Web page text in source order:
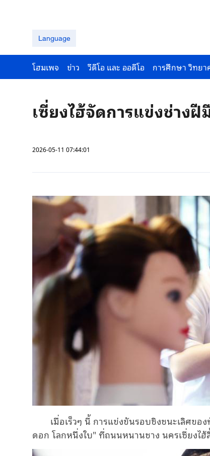
Language
โฮมเพจ ข่าว วีดีโอ และ ออดีโอ การศึกษา วิทย
เซี่ยงไฮ้จัดการแข่งช่างฝี
2026-05-11 07:44:01
เมื่อเร็วๆ นี้ การแข่งขันรอบชิงชนะเลิศข
ดอก โลกหนึ่งใบ" ที่ถนนหนานชาง นครเซี่ยงไ